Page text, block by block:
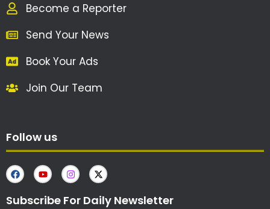
Become a Reporter
Send Your News
Book Your Ads
Join Our Team
Follow us
Subscribe For Daily Newsletter